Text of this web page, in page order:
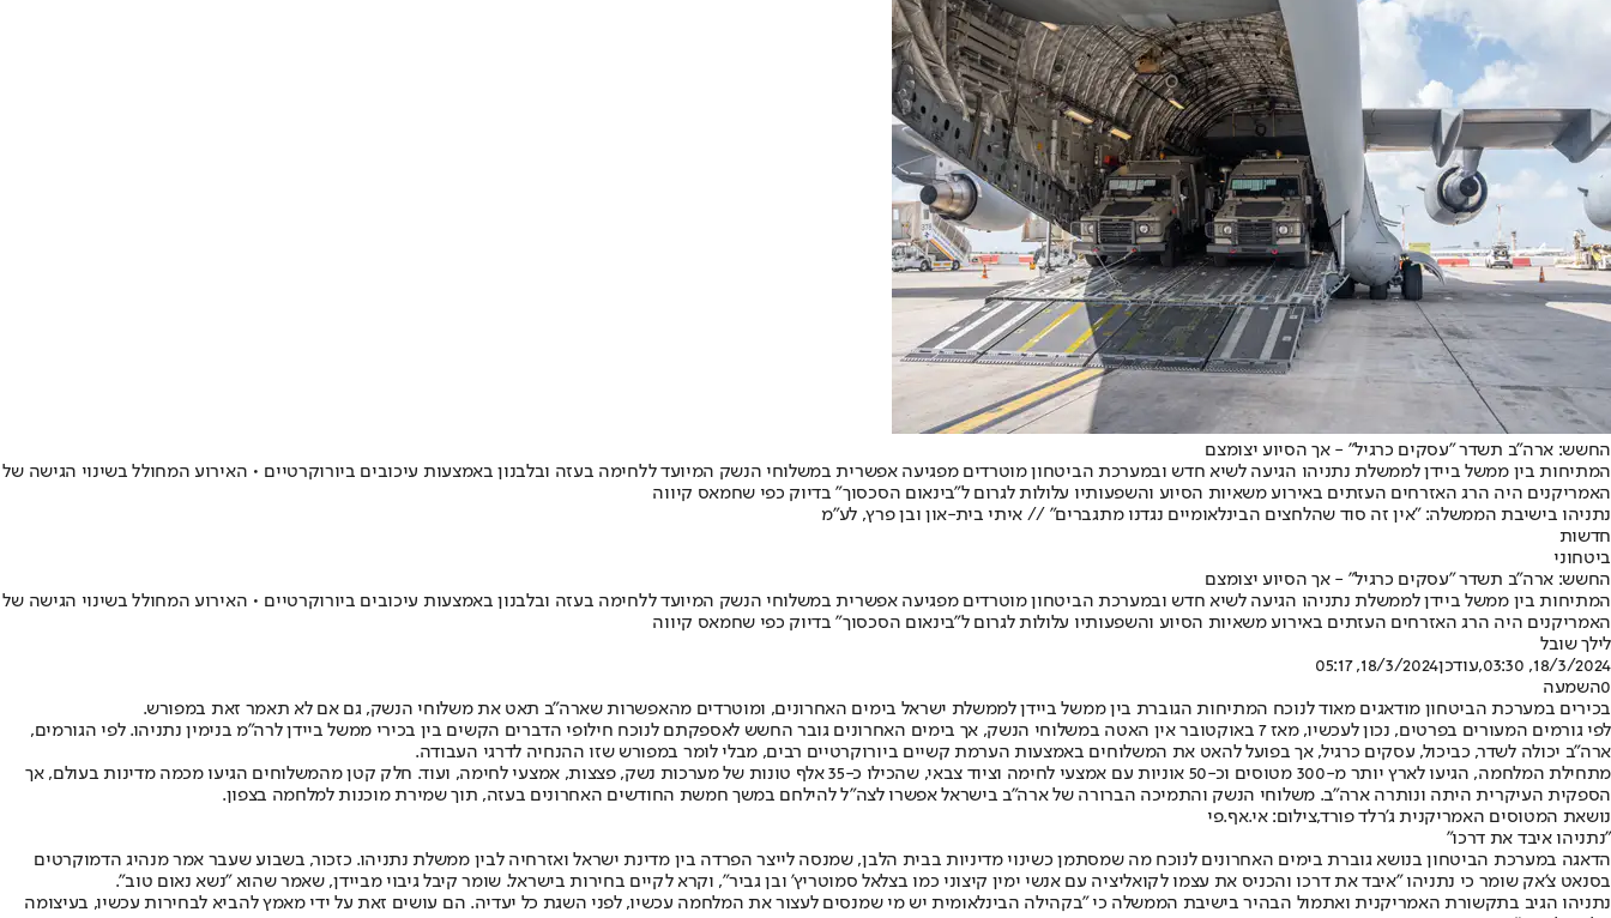
החשש: ארה"ב תשדר "עסקים כרגיל" - אך הסיוע יצומצם
המתיחות בין ממשל ביידן לממשלת נתניהו הגיעה לשיא חדש ובמערכת הביטחון מוטרדים מפגיעה אפשרית במשלוחי הנשק המיועד ללחימה בעזה ובלבנון באמצעות עיכובים ביורוקרטיים • האירוע המחולל בשינוי הגישה של
האמריקנים היה הרג האזרחים העזתים באירוע משאיות הסיוע והשפעותיו עלולות לגרום ל"בינאום הסכסוך" בדיוק כפי שחמאס קיווה
נתניהו בישיבת הממשלה: ״אין זה סוד שהלחצים הבינלאומיים נגדנו מתגברים״ // איתי בית-און ובן פרץ, לע״מ
חדשות
ביטחוני
החשש: ארה"ב תשדר "עסקים כרגיל" - אך הסיוע יצומצם
המתיחות בין ממשל ביידן לממשלת נתניהו הגיעה לשיא חדש ובמערכת הביטחון מוטרדים מפגיעה אפשרית במשלוחי הנשק המיועד ללחימה בעזה ובלבנון באמצעות עיכובים ביורוקרטיים • האירוע המחולל בשינוי הגישה של
האמריקנים היה הרג האזרחים העזתים באירוע משאיות הסיוע והשפעותיו עלולות לגרום ל"בינאום הסכסוך" בדיוק כפי שחמאס קיווה
לילך שובל
18/3/2024, 03:30
,עודכן18/3/2024, 05:17
0השמעה
בכירים במערכת הביטחון מודאגים מאוד לנוכח המתיחות הגוברת בין ממשל ביידן לממשלת ישראל בימים האחרונים, ומוטרדים מהאפשרות שארה"ב תאט את משלוחי הנשק, גם אם לא תאמר זאת במפורש.
לפי גורמים המעורים בפרטים, נכון לעכשיו, מאז 7 באוקטובר אין האטה במשלוחי הנשק, אך בימים האחרונים גובר החשש לאספקתם לנוכח חילופי הדברים הקשים בין בכירי ממשל ביידן לרה"מ בנימין נתניהו. לפי הגורמים,
ארה"ב יכולה לשדר, כביכול, עסקים כרגיל, אך בפועל להאט את המשלוחים באמצעות הערמת קשיים ביורוקרטיים רבים, מבלי לומר במפורש שזו ההנחיה לדרגי העבודה.
מתחילת המלחמה, הגיעו לארץ יותר מ-300 מטוסים וכ-50 אוניות עם אמצעי לחימה וציוד צבאי, שהכילו כ-35 אלף טונות של מערכות נשק, פצצות, אמצעי לחימה, ועוד. חלק קטן מהמשלוחים הגיעו מכמה מדינות בעולם, אך
הספקית העיקרית היתה ונותרה ארה"ב. משלוחי הנשק והתמיכה הברורה של ארה"ב בישראל אפשרו לצה"ל להילחם במשך חמשת החודשים האחרונים בעזה, תוך שמירת מוכנות למלחמה בצפון.
נושאת המטוסים האמריקנית ג'רלד פורד,צילום: אי.אף.פי
"נתניהו איבד את דרכו"
הדאגה במערכת הביטחון בנושא גוברת בימים האחרונים לנוכח מה שמסתמן כשינוי מדיניות בבית הלבן, שמנסה לייצר הפרדה בין מדינת ישראל ואזרחיה לבין ממשלת נתניהו. כזכור, בשבוע שעבר אמר מנהיג הדמוקרטים
בסנאט צ'אק שומר כי נתניהו "איבד את דרכו והכניס את עצמו לקואליציה עם אנשי ימין קיצוני כמו בצלאל סמוטריץ' ובן גביר", וקרא לקיים בחירות בישראל. שומר קיבל גיבוי מביידן, שאמר שהוא "נשא נאום טוב".
נתניהו הגיב בתקשורת האמריקנית ואתמול הבהיר בישיבת הממשלה כי "בקהילה הבינלאומית יש מי שמנסים לעצור את המלחמה עכשיו, לפני השגת כל יעדיה. הם עושים זאת על ידי מאמץ להביא לבחירות עכשיו, בעיצומה